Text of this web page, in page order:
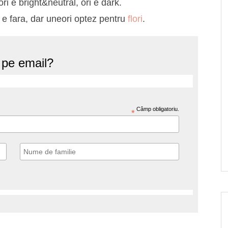
e bright&neutral, ori e dark.
fara, dar uneori optez pentru flori.
email?
* Câmp obligatoriu.